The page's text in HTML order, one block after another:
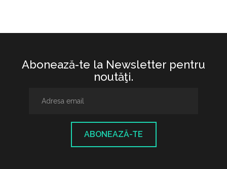
Abonează-te la Newsletter pentru
noutăţi.
ABONEAZĂ-TE